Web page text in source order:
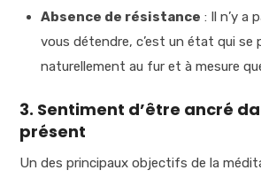
Absence de résistance : Il n’y a
vous détendre, c’est un état qui se
naturellement au fur et à mesure
3. Sentiment d’être ancré
présent
Un des principaux objectifs de la